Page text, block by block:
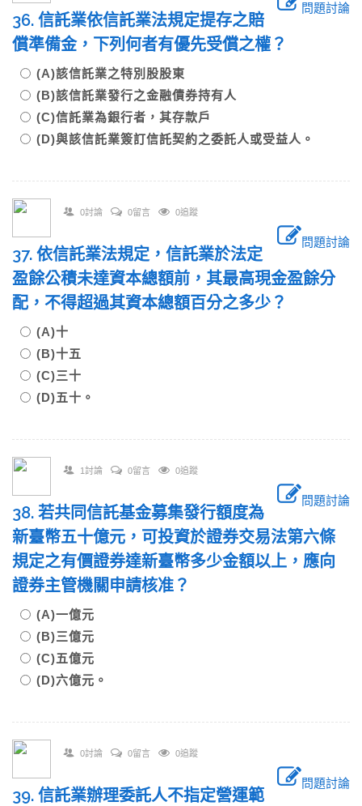
問題討論
36. 信託業依信託業法規定提存之賠
償準備金，下列何者有優先受償之權？
(A)該信託業之特別股股東
(B)該信託業發行之金融債券持有人
(C)信託業為銀行者，其存款戶
(D)與該信託業簽訂信託契約之委託人或受益人。
0討論 0留言 0追蹤
問題討論
37. 依信託業法規定，信託業於法定
盈餘公積未達資本總額前，其最高現金盈餘分
配，不得超過其資本總額百分之多少？
(A)十
(B)十五
(C)三十
(D)五十。
1討論 0留言 0追蹤
問題討論
38. 若共同信託基金募集發行額度為
新臺幣五十億元，可投資於證券交易法第六條
規定之有價證券達新臺幣多少金額以上，應向
證券主管機關申請核准？
(A)一億元
(B)三億元
(C)五億元
(D)六億元。
0討論 0留言 0追蹤
問題討論
39. 信託業辦理委託人不指定營運範